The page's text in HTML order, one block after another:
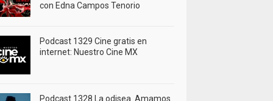
con Edna Campos Tenorio
Podcast 1329 Cine gratis en
internet: Nuestro Cine MX
Podcast 1328 La odisea. Amamos